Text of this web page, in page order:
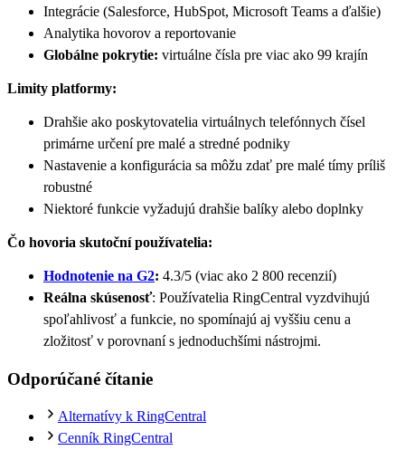
Integrácie (Salesforce, HubSpot, Microsoft Teams a ďalšie)
Analytika hovorov a reportovanie
Globálne pokrytie: virtuálne čísla pre viac ako 99 krajín
Limity platformy:
Drahšie ako poskytovatelia virtuálnych telefónnych čísel
primárne určení pre malé a stredné podniky
Nastavenie a konfigurácia sa môžu zdať pre malé tímy príliš
robustné
Niektoré funkcie vyžadujú drahšie balíky alebo doplnky
Čo hovoria skutoční používatelia:
Hodnotenie na G2: 4.3/5 (viac ako 2 800 recenzií)
Reálna skúsenosť: Používatelia RingCentral vyzdvihujú
spoľahlivosť a funkcie, no spomínajú aj vyššiu cenu a
zložitosť v porovnaní s jednoduchšími nástrojmi.
Odporúčané čítanie
Alternatívy k RingCentral
Cenník RingCentral